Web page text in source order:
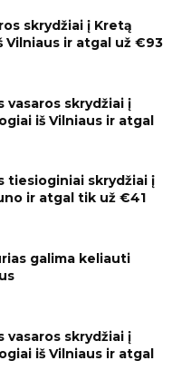
skrydžiai į Kretą
Vilniaus ir atgal už €93
vasaros skrydžiai į
iš Vilniaus ir atgal
tiesioginiai skrydžiai į
ir atgal tik už €41
galima keliauti
vasaros skrydžiai į
iš Vilniaus ir atgal